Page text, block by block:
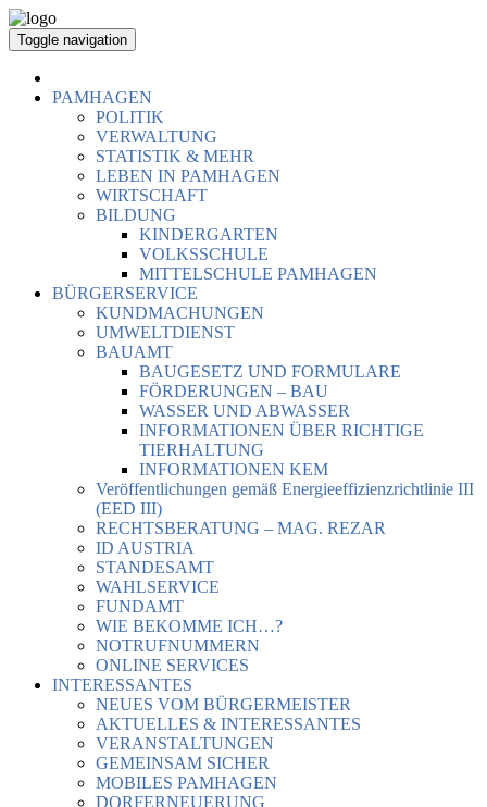
Toggle navigation
PAMHAGEN
POLITIK
VERWALTUNG
STATISTIK & MEHR
LEBEN IN PAMHAGEN
WIRTSCHAFT
BILDUNG
KINDERGARTEN
VOLKSSCHULE
MITTELSCHULE PAMHAGEN
BÜRGERSERVICE
KUNDMACHUNGEN
UMWELTDIENST
BAUAMT
BAUGESETZ UND FORMULARE
FÖRDERUNGEN – BAU
WASSER UND ABWASSER
INFORMATIONEN ÜBER RICHTIGE
TIERHALTUNG
INFORMATIONEN KEM
Veröffentlichungen gemäß Energieeffizienzrichtlinie III
(EED III)
RECHTSBERATUNG – MAG. REZAR
ID AUSTRIA
STANDESAMT
WAHLSERVICE
FUNDAMT
WIE BEKOMME ICH…?
NOTRUFNUMMERN
ONLINE SERVICES
INTERESSANTES
NEUES VOM BÜRGERMEISTER
AKTUELLES & INTERESSANTES
VERANSTALTUNGEN
GEMEINSAM SICHER
MOBILES PAMHAGEN
DORFERNEUERUNG